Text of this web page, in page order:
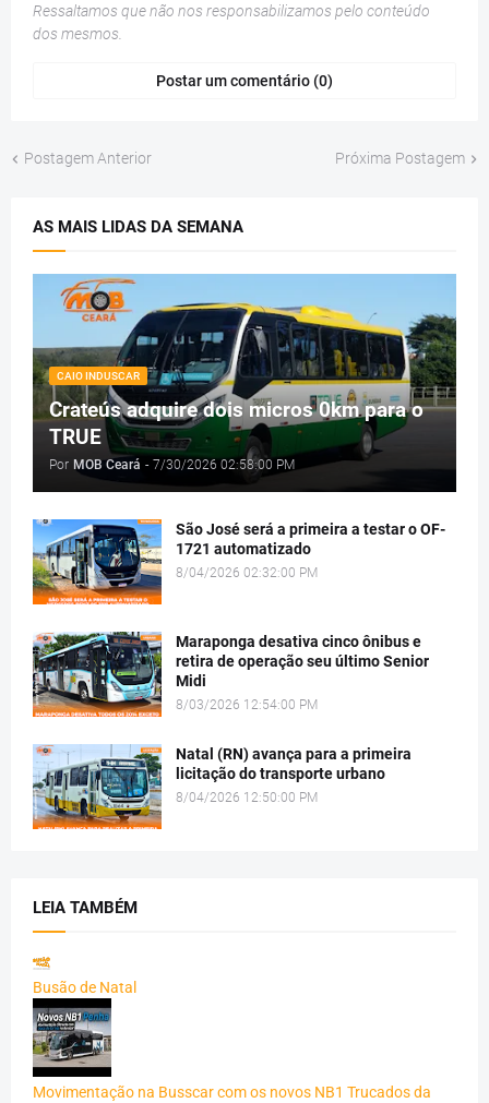
Ressaltamos que não nos responsabilizamos pelo conteúdo
dos mesmos.
Postar um comentário (0)
Postagem Anterior Próxima Postagem
AS MAIS LIDAS DA SEMANA
CAIO INDUSCAR
Crateús adquire dois micros 0km para o
TRUE
Por MOB Ceará - 7/30/2026 02:58:00 PM
São José será a primeira a testar o OF-
1721 automatizado
8/04/2026 02:32:00 PM
Maraponga desativa cinco ônibus e
retira de operação seu último Senior
Midi
8/03/2026 12:54:00 PM
Natal (RN) avança para a primeira
licitação do transporte urbano
8/04/2026 12:50:00 PM
LEIA TAMBÉM
Busão de Natal
Movimentação na Busscar com os novos NB1 Trucados da